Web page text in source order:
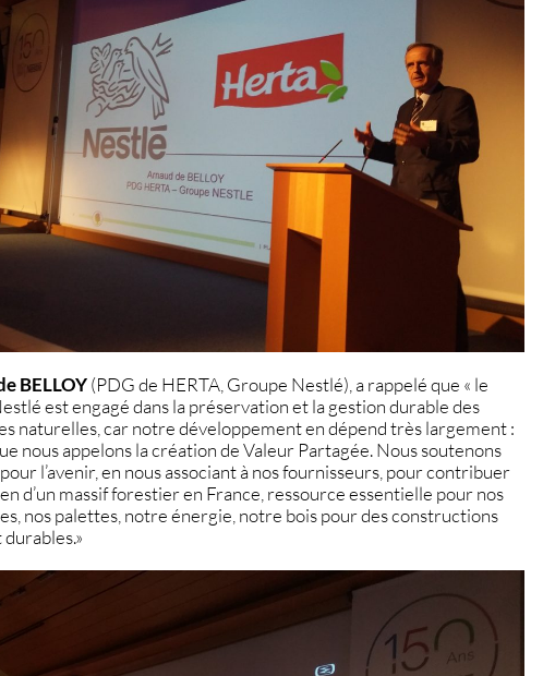
BELLOY(PDG de HERTA, Groupe Nestlé), a rappelé que « le
est engagé dans la préservation et la gestion durable des
naturelles, car notre développement en dépend très largement :
nous appelons la création de Valeur Partagée. Nous soutenons
l’avenir, en nous associant à nos fournisseurs, pour contribuer
d’un massif forestier en France, ressource essentielle pour nos
nos palettes, notre énergie, notre bois pour des constructions